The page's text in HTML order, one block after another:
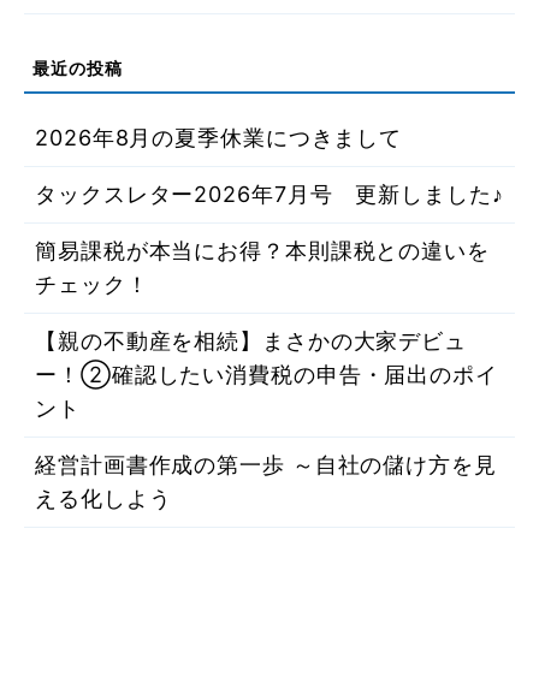
2026年8月の夏季休業につきまして
タックスレター2026年7月号 更新しました♪
簡易課税が本当にお得？本則課税との違いを
チェック！
【親の不動産を相続】まさかの大家デビュ
ー！②確認したい消費税の申告・届出のポイ
ント
経営計画書作成の第一歩 ～自社の儲け方を見
える化しよう